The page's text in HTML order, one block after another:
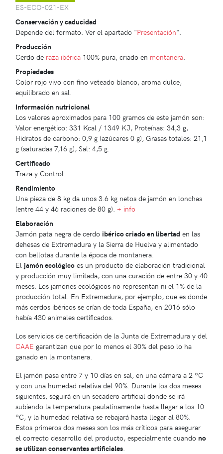
ES-ECO-021-EX
Conservación y caducidad
Depende del formato. Ver el apartado "Presentación".
Producción
Cerdo de raza ibérica 100% pura, criado en montanera.
Propiedades
Color rojo vivo con fino veteado blanco, aroma dulce,
equilibrado en sal.
Información nutricional
Los valores aproximados para 100 gramos de este jamón son:
Valor energético: 331 Kcal / 1349 KJ, Proteínas: 34,3 g,
Hidratos de carbono: 0,9 g (azúcares 0 g), Grasas totales: 21,1
g (saturadas 7,16 g), Sal: 4,5 g.
Certificado
Traza y Control
Rendimiento
Una pieza de 8 kg da unos 3.6 kg netos de jamón en lonchas
(entre 44 y 46 raciones de 80 g). + info
Elaboración
Jamón pata negra de cerdo ibérico criado en libertad en las
dehesas de Extremadura y la Sierra de Huelva y alimentado
con bellotas durante la época de montanera.
El jamón ecológico es un producto de elaboración tradicional
y producción muy limitada, con una curación de entre 30 y 40
meses. Los jamones ecológicos no representan ni el 1% de la
producción total. En Extremadura, por ejemplo, que es donde
más cerdos ibéricos se crían de toda España, en 2016 sólo
había 430 animales certificados.
Los servicios de certificación de la Junta de Extremadura y del
CAAE garantizan que por lo menos el 30% del peso lo ha
ganado en la montanera.
El jamón pasa entre 7 y 10 días en sal, en una cámara a 2 ºC
y con una humedad relativa del 90%. Durante los dos meses
siguientes, seguirá en un secadero artificial donde se irá
subiendo la temperatura paulatinamente hasta llegar a los 10
ºC, y la humedad relativa se rebajará hasta llegar al 80%.
Estos primeros dos meses son los más críticos para asegurar
el correcto desarrollo del producto, especialmente cuando no
se utilizan conservantes artificiales.